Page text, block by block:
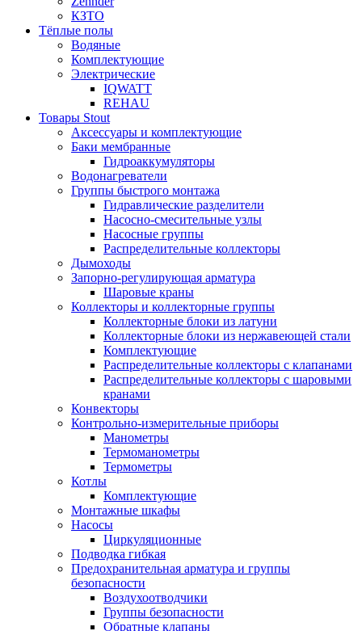
КЗТО
Тёплые полы
Водяные
Комплектующие
Электрические
IQWATT
REHAU
Товары Stout
Аксессуары и комплектующие
Баки мембранные
Гидроаккумуляторы
Водонагреватели
Группы быстрого монтажа
Гидравлические разделители
Насосно-смесительные узлы
Насосные группы
Распределительные коллекторы
Дымоходы
Запорно-регулирующая арматура
Шаровые краны
Коллекторы и коллекторные группы
Коллекторные блоки из латуни
Коллекторные блоки из нержавеющей стали
Комплектующие
Распределительные коллекторы с клапанами
Распределительные коллекторы с шаровыми
кранами
Конвекторы
Контрольно-измерительные приборы
Манометры
Термоманометры
Термометры
Котлы
Комплектующие
Монтажные шкафы
Насосы
Циркуляционные
Подводка гибкая
Предохранительная арматура и группы
безопасности
Воздухоотводчики
Группы безопасности
Обратные клапаны